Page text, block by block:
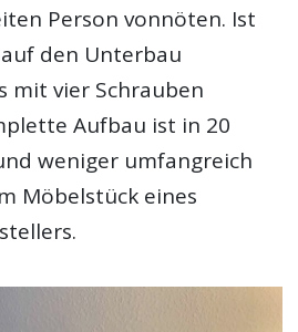
Person vonnöten. Ist
den Unterbau
mit vier Schrauben
Aufbau ist in 20
weniger umfangreich
Möbelstück eines